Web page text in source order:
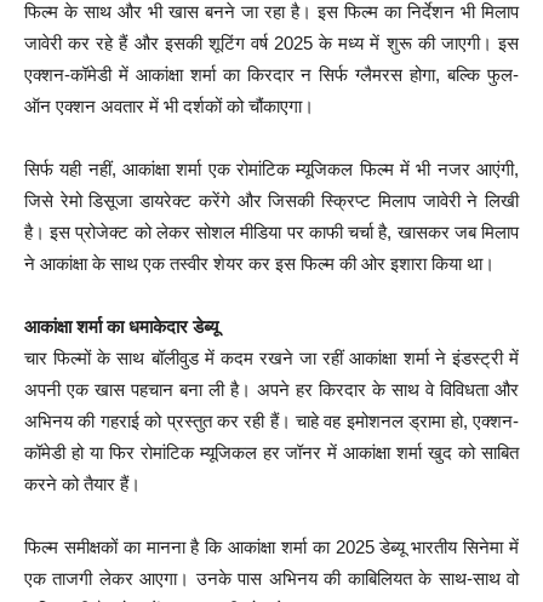
फिल्म के साथ और भी खास बनने जा रहा है। इस फिल्म का निर्देशन भी मिलाप
जावेरी कर रहे हैं और इसकी शूटिंग वर्ष 2025 के मध्य में शुरू की जाएगी। इस
एक्शन-कॉमेडी में आकांक्षा शर्मा का किरदार न सिर्फ ग्लैमरस होगा, बल्कि फुल-
ऑन एक्शन अवतार में भी दर्शकों को चौंकाएगा।
सिर्फ यही नहीं, आकांक्षा शर्मा एक रोमांटिक म्यूजिकल फिल्म में भी नजर आएंगी,
जिसे रेमो डिसूजा डायरेक्ट करेंगे और जिसकी स्क्रिप्ट मिलाप जावेरी ने लिखी
है। इस प्रोजेक्ट को लेकर सोशल मीडिया पर काफी चर्चा है, खासकर जब मिलाप
ने आकांक्षा के साथ एक तस्वीर शेयर कर इस फिल्म की ओर इशारा किया था।
आकांक्षा शर्मा का धमाकेदार डेब्यू
चार फिल्मों के साथ बॉलीवुड में कदम रखने जा रहीं आकांक्षा शर्मा ने इंडस्ट्री में
अपनी एक खास पहचान बना ली है। अपने हर किरदार के साथ वे विविधता और
अभिनय की गहराई को प्रस्तुत कर रही हैं। चाहे वह इमोशनल ड्रामा हो, एक्शन-
कॉमेडी हो या फिर रोमांटिक म्यूजिकल हर जॉनर में आकांक्षा शर्मा खुद को साबित
करने को तैयार हैं।
फिल्म समीक्षकों का मानना है कि आकांक्षा शर्मा का 2025 डेब्यू भारतीय सिनेमा में
एक ताजगी लेकर आएगा। उनके पास अभिनय की काबिलियत के साथ-साथ वो